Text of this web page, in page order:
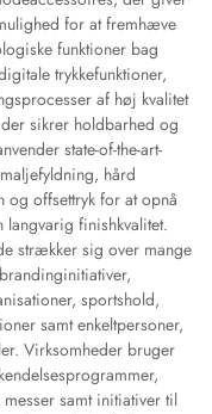
for at fremhæve
funktioner bag
trykkefunktioner,
af høj kvalitet
sikrer holdbarhed og
state-of-the-art-
hård
og offsettryk for at opnå
langvarig finishkvalitet.
strækker sig over mange
sportshold,
samt enkeltpersoner,
Virksomheder bruger
samt initiativer til